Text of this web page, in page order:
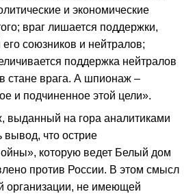
и экономические
враг лишается поддержки,
союзников и нейтралов;
поддержка нейтралов
стане врага. А шпионаж –
и подчиненное этой цели».
выданный на гора аналитиками
что острие
которую ведет Белый дом
против России. В этом смысл
организации, не имеющей